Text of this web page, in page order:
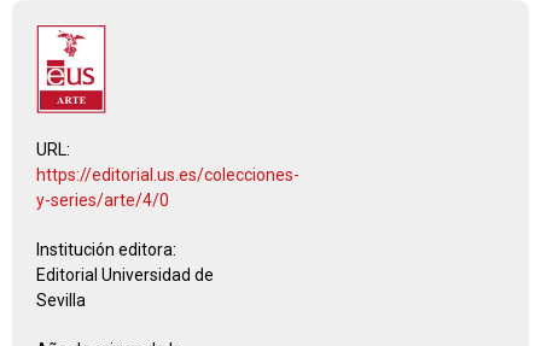
URL:
https://editorial.us.es/colecciones-
y-series/arte/4/0
Institución editora:
Editorial Universidad de
Sevilla